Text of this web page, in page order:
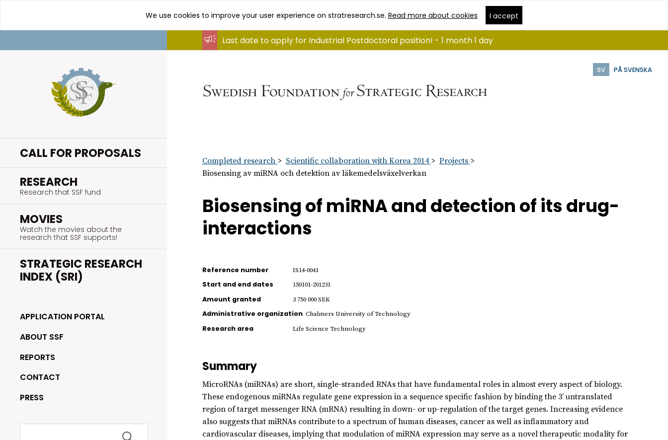
content
We use cookies to improve your user experience on stratresearch.se. Read more about cookies I accept
SV PÅ SVENSKA
CALL FOR PROPOSALS
RESEARCH
Research that SSF fund
MOVIES
Watch the movies about the
research that SSF supports!
STRATEGIC RESEARCH
INDEX (SRI)
APPLICATION PORTAL
ABOUT SSF
REPORTS
CONTACT
PRESS
Search
Last date to apply for Industrial Postdoctoral position! - 1 month 1 day
Completed research Scientific collaboration with Korea 2014
Projects
Biosensing av miRNA och detektion av läkemedelsväxelverkan
Biosensing of miRNA and detection of its drug-
interactions
Reference number IS14-0041
Start and end dates 150101-201231
Amount granted 3 750 000 SEK
Administrative organization Chalmers University of Technology
Research area Life Science Technology
Summary
MicroRNAs (miRNAs) are short, single-stranded RNAs that have fundamental roles in almost every aspect of biology.
These endogenous miRNAs regulate gene expression in a sequence specific fashion by binding the 3’ untranslated
region of target messenger RNA (mRNA) resulting in down- or up-regulation of the target genes. Increasing evidence
also suggests that miRNAs contribute to a spectrum of human diseases, cancer as well as inflammatory and
cardiovascular diseases, implying that modulation of miRNA expression may serve as a novel therapeutic modality for